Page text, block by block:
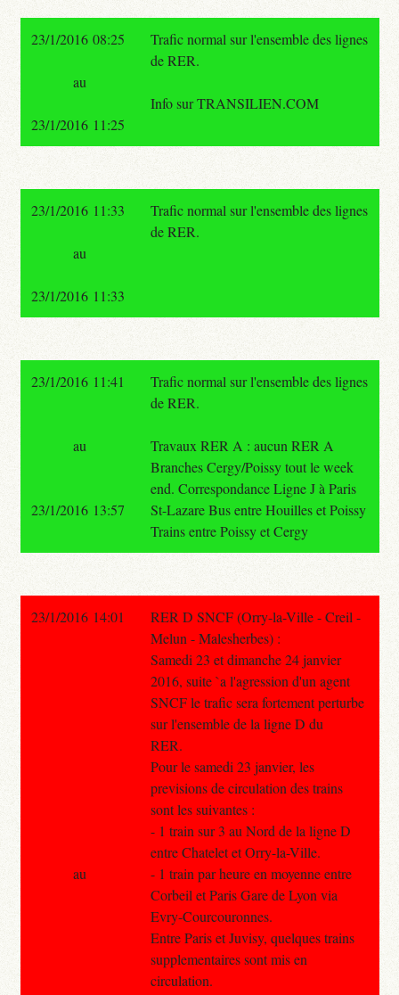
23/1/2016 08:25
Trafic normal sur l'ensemble des lignes
de RER.
Info sur TRANSILIEN.COM
au
23/1/2016 11:25
23/1/2016 11:33
Trafic normal sur l'ensemble des lignes
de RER.
au
23/1/2016 11:33
23/1/2016 11:41
Trafic normal sur l'ensemble des lignes
de RER.
Travaux RER A : aucun RER A
Branches Cergy/Poissy tout le week
end. Correspondance Ligne J à Paris
St-Lazare Bus entre Houilles et Poissy
Trains entre Poissy et Cergy
au
23/1/2016 13:57
23/1/2016 14:01
RER D SNCF (Orry-la-Ville - Creil -
Melun - Malesherbes) :
Samedi 23 et dimanche 24 janvier
2016, suite `a l'agression d'un agent
SNCF le trafic sera fortement perturbe
sur l'ensemble de la ligne D du
RER.
Pour le samedi 23 janvier, les
previsions de circulation des trains
sont les suivantes :
- 1 train sur 3 au Nord de la ligne D
entre Chatelet et Orry-la-Ville.
- 1 train par heure en moyenne entre
Corbeil et Paris Gare de Lyon via
Evry-Courcouronnes.
Entre Paris et Juvisy, quelques trains
supplementaires sont mis en
circulation.
au